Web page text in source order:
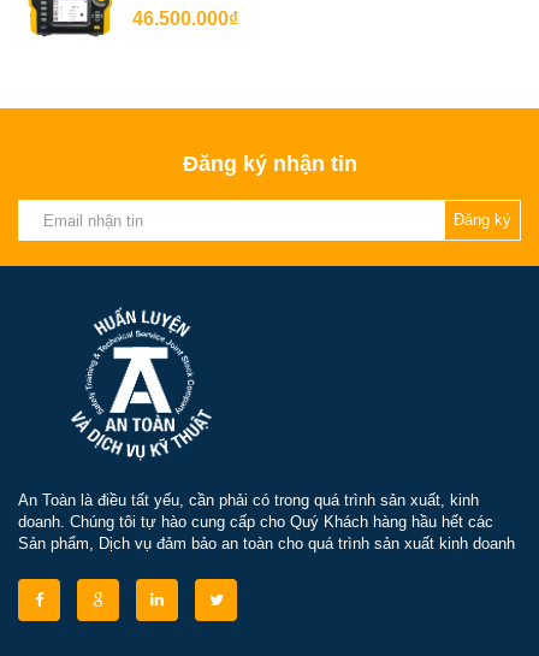
46.500.000₫
Đăng ký nhận tin
Đăng ký
An Toàn là điều tất yếu, cần phải có trong quá trình sản xuất, kinh
doanh. Chúng tôi tự hào cung cấp cho Quý Khách hàng hầu hết các
Sản phẩm, Dịch vụ đảm bảo an toàn cho quá trình sản xuất kinh doanh